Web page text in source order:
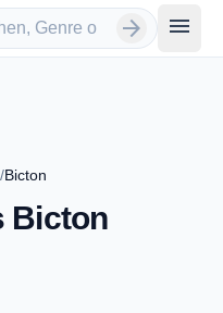
arrow_forward menu
/Bicton
Bicton